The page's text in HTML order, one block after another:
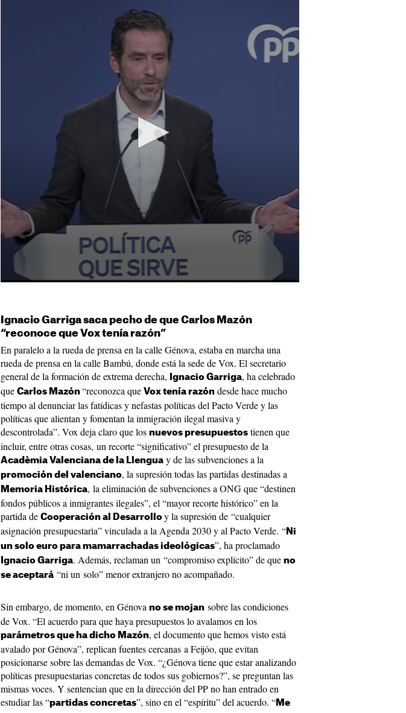
Ignacio Garriga saca pecho de que Carlos Mazón
“reconoce que Vox tenía razón”
En paralelo a la rueda de prensa en la calle Génova, estaba en marcha una
rueda de prensa en la calle Bambú, donde está la sede de Vox. El secretario
general de la formación de extrema derecha,
Ignacio Garriga, ha celebrado
que Carlos Mazón “reconozca que Vox tenía razón desde hace mucho
tiempo al denunciar las fatídicas y nefastas políticas del Pacto Verde y las
políticas que alientan y fomentan la inmigración ilegal masiva y
descontrolada”. Vox deja claro que los nuevos presupuestos tienen que
incluir, entre otras cosas, un recorte “significativo” el presupuesto de la
Acadèmia Valenciana de la Llengua y de las subvenciones a la
promoción del valenciano, la supresión todas las partidas destinadas a
Memoria Histórica, la eliminación de subvenciones a ONG que “destinen
fondos públicos a inmigrantes ilegales”, el “mayor recorte histórico” en la
partida de Cooperación al Desarrollo y la supresión de “cualquier
asignación presupuestaria” vinculada a la Agenda 2030 y al Pacto Verde. “ Ni
un solo euro para mamarrachadas ideológicas”, ha proclamado
Ignacio Garriga. Además, reclaman un “compromiso explícito” de que no
se aceptará “ni un solo” menor extranjero no acompañado.
Sin embargo, de momento, en Génova no se mojan sobre las condiciones
de Vox. “El acuerdo para que haya presupuestos lo avalamos en los
parámetros que ha dicho Mazón, el documento que hemos visto está
avalado por Génova”, replican fuentes cercanas a Feijóo, que evitan
posicionarse sobre las demandas de Vox. “¿Génova tiene que estar analizando
políticas presupuestarias concretas de todos sus gobiernos?”, se preguntan las
mismas voces. Y sentencian que en la dirección del PP no han entrado en
estudiar las “partidas concretas”, sino en el “espíritu” del acuerdo. “ Me